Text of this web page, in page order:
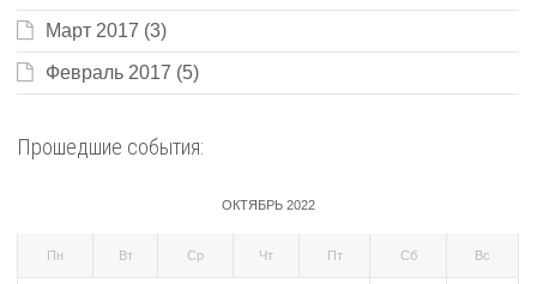
Март 2017 (3)
Февраль 2017 (5)
Прошедшие события:
ОКТЯБРЬ 2022
Пн Вт Ср Чт Пт Сб Вс